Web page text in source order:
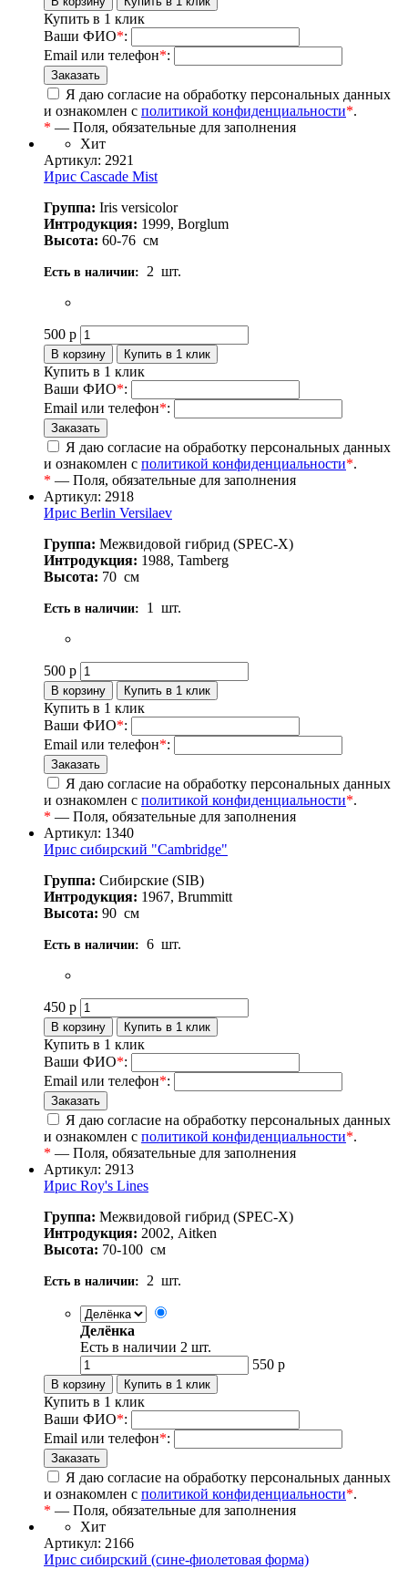
Купить в 1 клик
Ваши ФИО*:
Email или телефон*:
Я даю согласие на обработку персональных данных
и ознакомлен с политикой конфиденциальности*.
* — Поля, обязательные для заполнения
Хит
Артикул: 2921
Ирис Cascade Mist
Группа: Iris versicolor
Интродукция: 1999, Borglum
Высота: 60-76 см
Есть в наличии: 2 шт.
500 р
Купить в 1 клик
Ваши ФИО*:
Email или телефон*:
Я даю согласие на обработку персональных данных
и ознакомлен с политикой конфиденциальности*.
* — Поля, обязательные для заполнения
Артикул: 2918
Ирис Berlin Versilaev
Группа: Межвидовой гибрид (SPEC-X)
Интродукция: 1988, Tamberg
Высота: 70 см
Есть в наличии: 1 шт.
500 р
Купить в 1 клик
Ваши ФИО*:
Email или телефон*:
Я даю согласие на обработку персональных данных
и ознакомлен с политикой конфиденциальности*.
* — Поля, обязательные для заполнения
Артикул: 1340
Ирис сибирский "Cambridge"
Группа: Сибирские (SIB)
Интродукция: 1967, Brummitt
Высота: 90 см
Есть в наличии: 6 шт.
450 р
Купить в 1 клик
Ваши ФИО*:
Email или телефон*:
Я даю согласие на обработку персональных данных
и ознакомлен с политикой конфиденциальности*.
* — Поля, обязательные для заполнения
Артикул: 2913
Ирис Roy's Lines
Группа: Межвидовой гибрид (SPEC-X)
Интродукция: 2002, Aitken
Высота: 70-100 см
Есть в наличии: 2 шт.
Делёнка
Есть в наличии 2 шт.
550 р
Купить в 1 клик
Ваши ФИО*:
Email или телефон*:
Я даю согласие на обработку персональных данных
и ознакомлен с политикой конфиденциальности*.
* — Поля, обязательные для заполнения
Хит
Артикул: 2166
Ирис сибирский (сине-фиолетовая форма)